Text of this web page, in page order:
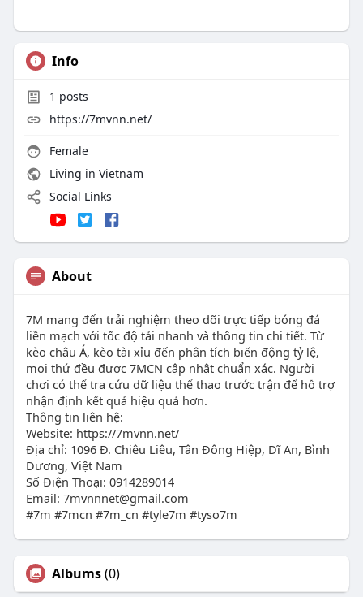
Info
1 posts
https://7mvnn.net/
Female
Living in Vietnam
Social Links
About
7M mang đến trải nghiệm theo dõi trực tiếp bóng đá
liền mạch với tốc độ tải nhanh và thông tin chi tiết. Từ
kèo châu Á, kèo tài xỉu đến phân tích biến động tỷ lệ,
mọi thứ đều được 7MCN cập nhật chuẩn xác. Người
chơi có thể tra cứu dữ liệu thể thao trước trận để hỗ trợ
nhận định kết quả hiệu quả hơn.
Thông tin liên hệ:
Website: https://7mvnn.net/
Địa chỉ: 1096 Đ. Chiêu Liêu, Tân Đông Hiệp, Dĩ An, Bình
Dương, Việt Nam
Số Điện Thoại: 0914289014
Email: 7mvnnnet@gmail.com
#7m #7mcn #7m_cn #tyle7m #tyso7m
Albums(0)